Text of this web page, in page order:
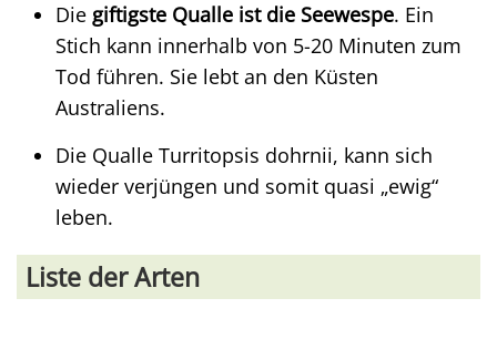
Die giftigste Qualle ist die Seewespe. Ein
Stich kann innerhalb von 5-20 Minuten zum
Tod führen. Sie lebt an den Küsten
Australiens.
Die Qualle Turritopsis dohrnii, kann sich
wieder verjüngen und somit quasi „ewig“
leben.
Liste der Arten